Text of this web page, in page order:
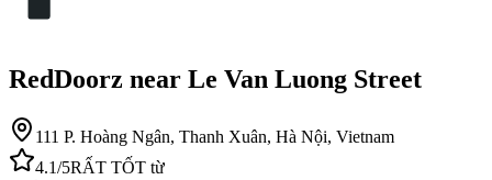
RedDoorz near Le Van Luong Street
111 P. Hoàng Ngân, Thanh Xuân, Hà Nội, Vietnam
4.1/5RẤT TỐT từ